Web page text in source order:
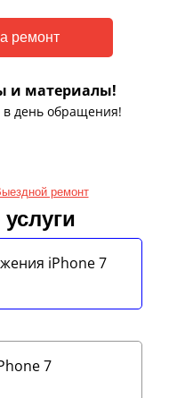
и материалы!
в день обращения!
ремонт
iPhone 7
7